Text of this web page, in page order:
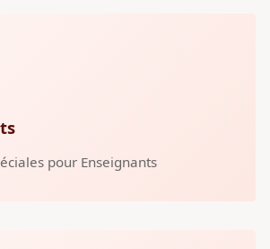
pour Enseignants